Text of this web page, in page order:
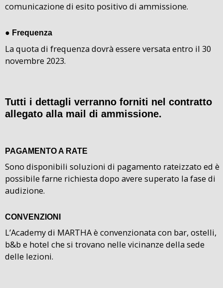
comunicazione di esito positivo di ammissione.
● Frequenza
La quota di frequenza dovrà essere versata entro il 30
novembre 2023.
Tutti i dettagli verranno forniti nel contratto
allegato alla mail di ammissione.
PAGAMENTO A RATE
Sono disponibili soluzioni di pagamento rateizzato ed è
possibile farne richiesta dopo avere superato la fase di
audizione.
CONVENZIONI
L’Academy di MARTHA è convenzionata con bar, ostelli,
b&b e hotel che si trovano nelle vicinanze della sede
delle lezioni.